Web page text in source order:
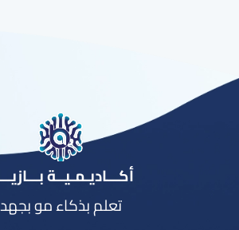
أكـــاديـمـيــة
تعلم بذكاء مو بجهد